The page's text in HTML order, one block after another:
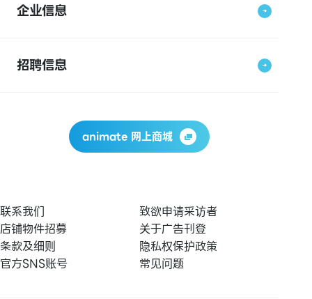
企业信息
招聘信息
animate 网上商城
联系我们
致欲申请采访者
店铺物件招募
关于广告刊登
条款及细则
隐私权保护政策
官方SNS账号
常见问题